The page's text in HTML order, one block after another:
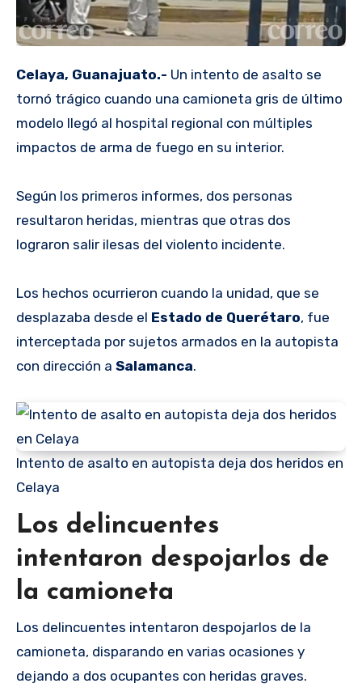
Celaya, Guanajuato.- Un intento de asalto se
tornó trágico cuando una camioneta gris de último
modelo llegó al hospital regional con múltiples
impactos de arma de fuego en su interior.
Según los primeros informes, dos personas
resultaron heridas, mientras que otras dos
lograron salir ilesas del violento incidente.
Los hechos ocurrieron cuando la unidad, que se
desplazaba desde el Estado de Querétaro, fue
interceptada por sujetos armados en la autopista
con dirección a Salamanca.
Intento de asalto en autopista deja dos heridos en
Celaya
Los delincuentes
intentaron despojarlos de
la camioneta
Los delincuentes intentaron despojarlos de la
camioneta, disparando en varias ocasiones y
dejando a dos ocupantes con heridas graves.